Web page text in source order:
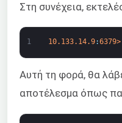
Στη συνέχεια,
1 10.133.14.9:6379>
Αυτή τη φορά, θα
αποτέλεσμα όπως